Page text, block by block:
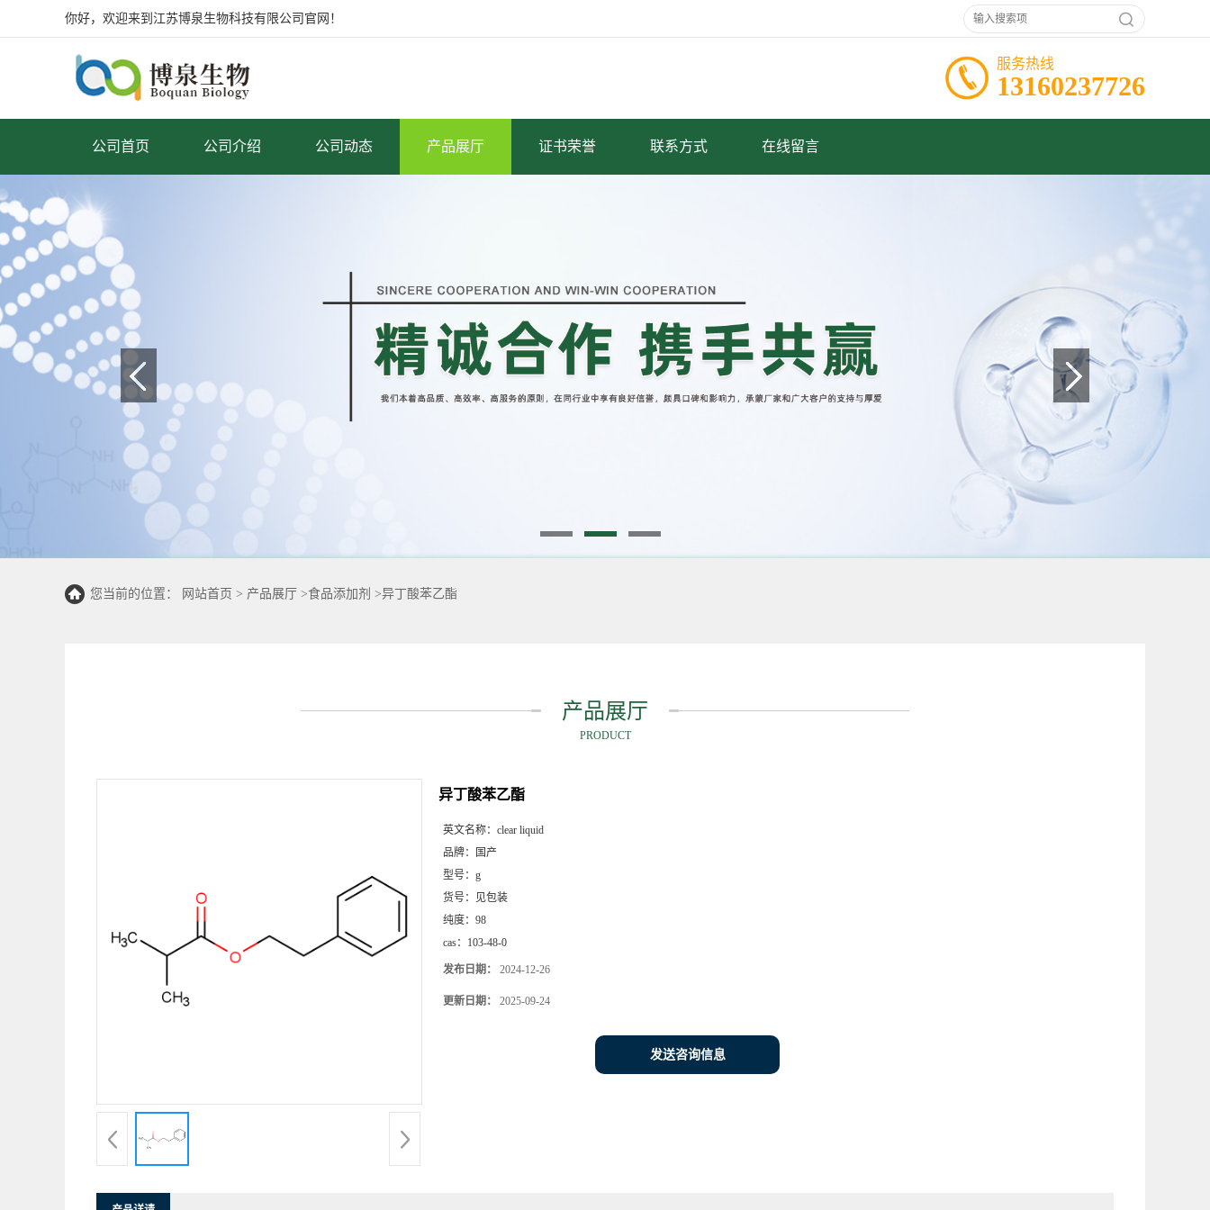
你好，欢迎来到江苏博泉生物科技有限公司官网！
服务热线
13160237726
公司首页 公司介绍 公司动态 产品展厅 证书荣誉 联系方式 在线留言
您当前的位置： 网站首页 > 产品展厅 >食品添加剂 >异丁酸苯乙酯
产品展厅
PRODUCT
异丁酸苯乙酯
英文名称： clear liquid
品牌：
国产
型号： g
货号：
见包装
纯度： 98
cas： 103-48-0
发布日期： 2024-12-26
更新日期： 2025-09-24
发送咨询信息